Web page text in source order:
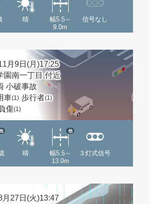
晴
幅5.5～
9.0m
信号なし
月9日(月)17:25
園南一丁目 付近
小破事故
車(1) 歩行者(1)
傷(1)
晴
幅5.5～
13.0m
他
３灯式信号
月27日(火)13:47